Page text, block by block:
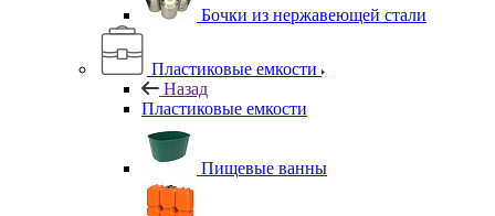
Бочки из нержавеющей стали
Пластиковые емкости
Назад
Пластиковые емкости
Пищевые ванны